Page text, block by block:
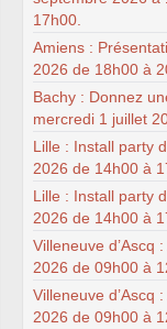
17h00.
Amiens :
2026 de 18h00 à
Bachy : Donnez
mercredi 1 juillet
Lille : Install party
2026 de 14h00 à
Lille : Install party
2026 de 14h00 à
Villeneuve d’Ascq
2026 de 09h00 à
Villeneuve d’Ascq
2026 de 09h00 à